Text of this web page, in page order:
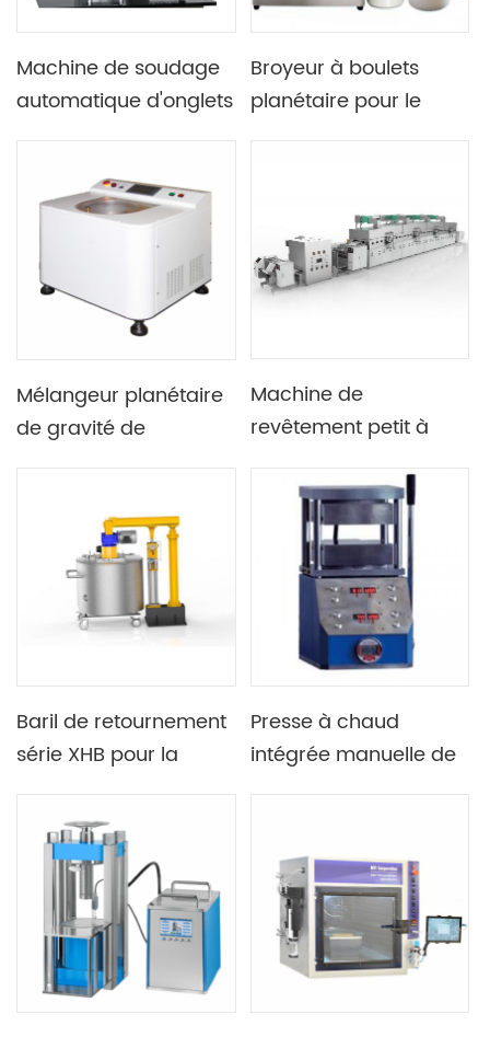
Machine de soudage
automatique d'onglets
Broyeur à boulets
planétaire pour le
Mélangeur planétaire
de gravité de
de pérovskite pour
l'industrie
photovoltaïque
Machine de
revêtement petit à
production
d'électrodes de
production de cellules
de poche
Baril de retournement
série XHB pour la
cylindriques
Presse à chaud
intégrée manuelle de
300C 500C